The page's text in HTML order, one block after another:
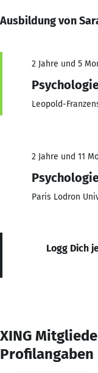
Ausbildung von
2 Jahre und 5
Leopold-
2 Jahre und 11
Paris Lodron
Logg Dich
XING
Profilangaben